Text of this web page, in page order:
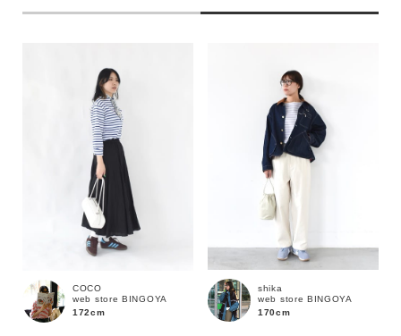
COCO
web store BINGOYA
172cm
shika
web store BINGOYA
170cm